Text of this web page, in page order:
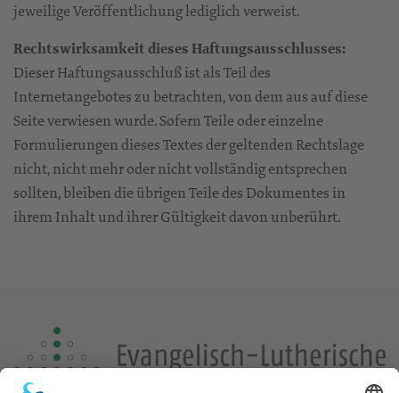
jeweilige Veröffentlichung lediglich verweist.
Rechtswirksamkeit dieses Haftungsausschlusses:
Dieser Haftungsausschluß ist als Teil des
Internetangebotes zu betrachten, von dem aus auf diese
Seite verwiesen wurde. Sofern Teile oder einzelne
Formulierungen dieses Textes der geltenden Rechtslage
nicht, nicht mehr oder nicht vollständig entsprechen
sollten, bleiben die übrigen Teile des Dokumentes in
ihrem Inhalt und ihrer Gültigkeit davon unberührt.